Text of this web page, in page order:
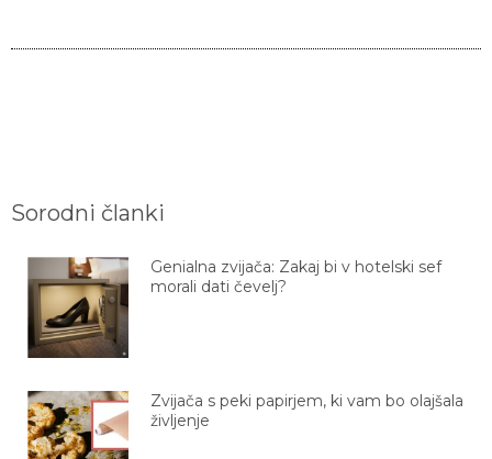
Sorodni članki
Genialna zvijača: Zakaj bi v hotelski sef
morali dati čevelj?
Zvijača s peki papirjem, ki vam bo olajšala
življenje